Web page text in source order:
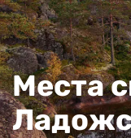
Места